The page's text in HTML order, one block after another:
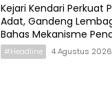
Kejari Kendari Perkuat
Adat, Gandeng
Bahas Mekanisme
#Headline 4 Agustus 2026